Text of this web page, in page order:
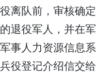
离队前，审核确定
退役军人，并在军
事人力资源信息系
役登记介绍信交给